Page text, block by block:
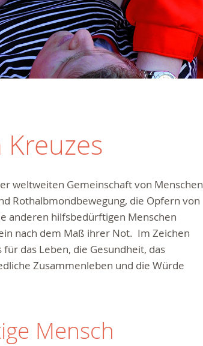
weltweiten Gemeinschaft von Menschen
Rothalbmondbewegung, die Opfern von
anderen hilfsbedürftigen Menschen
nach dem Maß ihrer Not. Im Zeichen
das Leben, die Gesundheit, das
Zusammenleben und die Würde
Mensch